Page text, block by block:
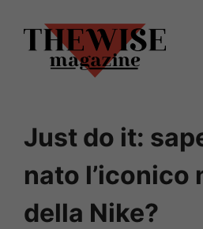
contenuto
Just do it:
nato l’iconico
della Nike?